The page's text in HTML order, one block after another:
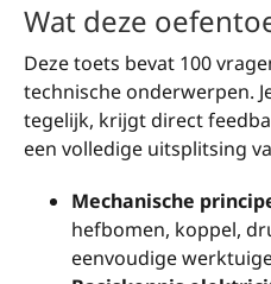
Wat deze
Deze toets bevat 100
technische onderwerpen.
tegelijk, krijgt direct
een volledige uitsplitsing
Mechanische
hefbomen, koppel,
eenvoudige